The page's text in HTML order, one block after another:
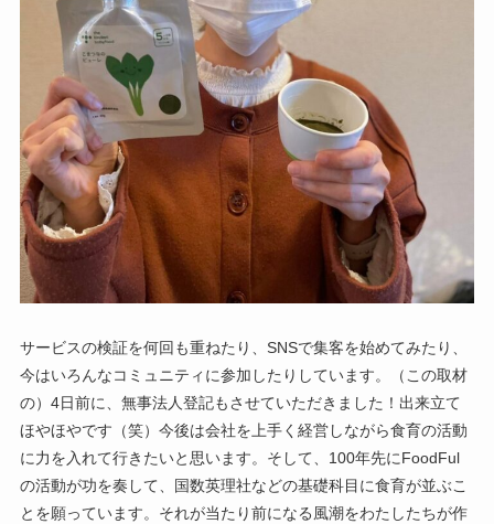
サービスの検証を何回も重ねたり、SNSで集客を始めてみたり、
今はいろんなコミュニティに参加したりしています。（この取材
の）4日前に、無事法人登記もさせていただきました！出来立て
ほやほやです（笑）今後は会社を上手く経営しながら食育の活動
に力を入れて行きたいと思います。そして、100年先にFoodFul
の活動が功を奏して、国数英理社などの基礎科目に食育が並ぶこ
とを願っています。それが当たり前になる風潮をわたしたちが作